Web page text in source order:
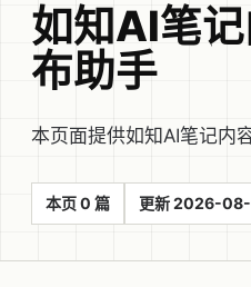
如知AI笔
布助手
本页面提供如知AI笔记内
本页 0 篇 更新 2026-